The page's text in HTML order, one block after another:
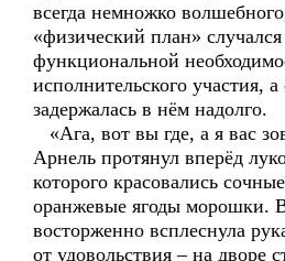
всегда немножко
«физический план»
функциональной
исполнительского участия, а
задержалась в нём надолго.
«Ага, вот вы где, а я вас
Арнель протянул вперёд
которого красовались
оранжевые ягоды морошки.
восторженно всплеснула
от удовольствия – на дворе